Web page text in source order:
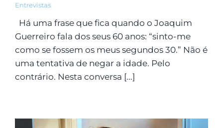
Entrevistas
Há uma frase que fica quando o Joaquim
Guerreiro fala dos seus 60 anos: “sinto-me
como se fossem os meus segundos 30.” Não é
uma tentativa de negar a idade. Pelo
contrário. Nesta conversa [...]